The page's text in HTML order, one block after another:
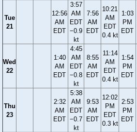
Tue
21
12:56
AM
EDT
3:57
AM
EDT
−0.9
kt
7:56
AM
EDT
10:21
AM
EDT
0.4 kt
1:03
PM
EDT
Wed
22
1:40
AM
EDT
4:45
AM
EDT
−0.8
kt
8:55
AM
EDT
11:14
AM
EDT
0.4 kt
1:54
PM
EDT
Thu
23
2:32
AM
EDT
5:38
AM
EDT
−0.7
kt
9:53
AM
EDT
12:02
PM
EDT
0.3 kt
2:53
PM
EDT